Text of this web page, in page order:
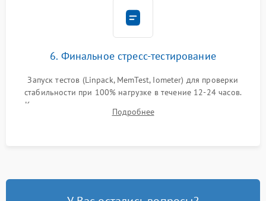
6. Финальное стресс-тестирование
Запуск тестов (Linpack, MemTest, Iometer) для проверки
стабильности при 100% нагрузке в течение 12-24 часов.
Контроль температурных режимов, проверка отсутствия
троттлинга и подготовка сервера к выдаче.
Подробнее